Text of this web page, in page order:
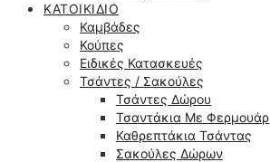
ΚΑΤΟΙΚΊΔΙΟ
Καμβάδες
Κούπες
Ειδικές Κατασκευές
Τσάντες / Σακούλες
Τσάντες Δώρου
Τσαντάκια Με Φερμουάρ
Καθρεπτάκια Τσάντας
Σακούλες Δώρων